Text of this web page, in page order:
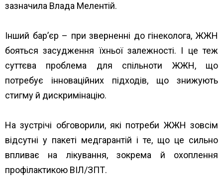
зазначила Влада Мелентій.
Інший бар’єр – при зверненні до гінеколога, ЖЖН
бояться засудження їхньої залежності. І це теж
суттєва проблема для спільноти ЖЖН, що
потребує інноваційних підходів, що знижують
стигму й дискримінацію.
На зустрічі обговорили, які потреби ЖЖН зовсім
відсутні у пакеті медгарантій і те, що це сильно
впливає на лікування, зокрема й охоплення
профілактикою ВІЛ/ЗПТ.